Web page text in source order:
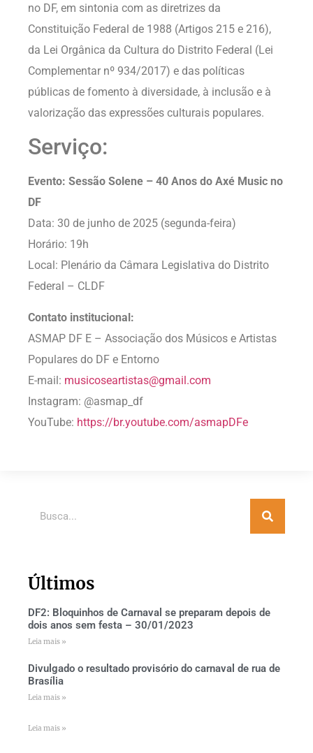
no DF, em sintonia com as diretrizes da
Constituição Federal de 1988 (Artigos 215 e 216),
da Lei Orgânica da Cultura do Distrito Federal (Lei
Complementar nº 934/2017) e das políticas
públicas de fomento à diversidade, à inclusão e à
valorização das expressões culturais populares.
Serviço:
Evento: Sessão Solene – 40 Anos do Axé Music no
DF
Data: 30 de junho de 2025 (segunda-feira)
Horário: 19h
Local: Plenário da Câmara Legislativa do Distrito
Federal – CLDF
Contato institucional:
ASMAP DF E – Associação dos Músicos e Artistas
Populares do DF e Entorno
E-mail: musicoseartistas@gmail.com
Instagram: @asmap_df
YouTube: https://br.youtube.com/asmapDFe
Últimos
DF2: Bloquinhos de Carnaval se preparam depois de
dois anos sem festa – 30/01/2023
Leia mais »
Divulgado o resultado provisório do carnaval de rua de
Brasília
Leia mais »
Leia mais »